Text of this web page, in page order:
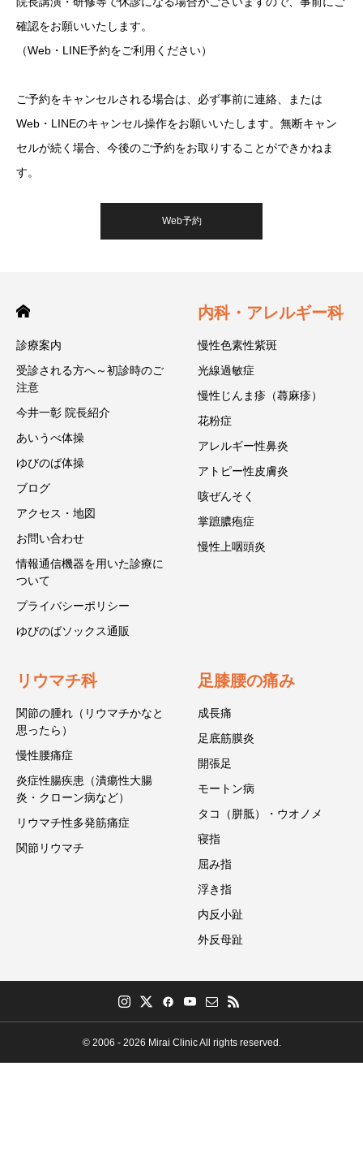
確認をお願いいたします。
（Web・LINE予約をご利用ください）
ご予約をキャンセルされる場合は、必ず事前に連絡、または
Web・LINEのキャンセル操作をお願いいたします。無断キャン
セルが続く場合、今後のご予約をお取りすることができかねま
す。
Web予約
診療案内
受診される方へ～初診時のご
注意
今井一彰 院長紹介
あいうべ体操
ゆびのば体操
ブログ
アクセス・地図
お問い合わせ
情報通信機器を用いた診療に
ついて
プライバシーポリシー
ゆびのばソックス通販
内科・アレルギー科
慢性色素性紫斑
光線過敏症
慢性じんま疹（蕁麻疹）
花粉症
アレルギー性鼻炎
アトピー性皮膚炎
咳ぜんそく
掌蹠膿疱症
慢性上咽頭炎
リウマチ科
関節の腫れ（リウマチかなと
思ったら）
慢性腰痛症
炎症性腸疾患（潰瘍性大腸
炎・クローン病など）
リウマチ性多発筋痛症
関節リウマチ
足膝腰の痛み
成長痛
足底筋膜炎
開張足
モートン病
タコ（胼胝）・ウオノメ
寝指
屈み指
浮き指
内反小趾
外反母趾
© 2006 - 2026 Mirai Clinic All rights reserved.